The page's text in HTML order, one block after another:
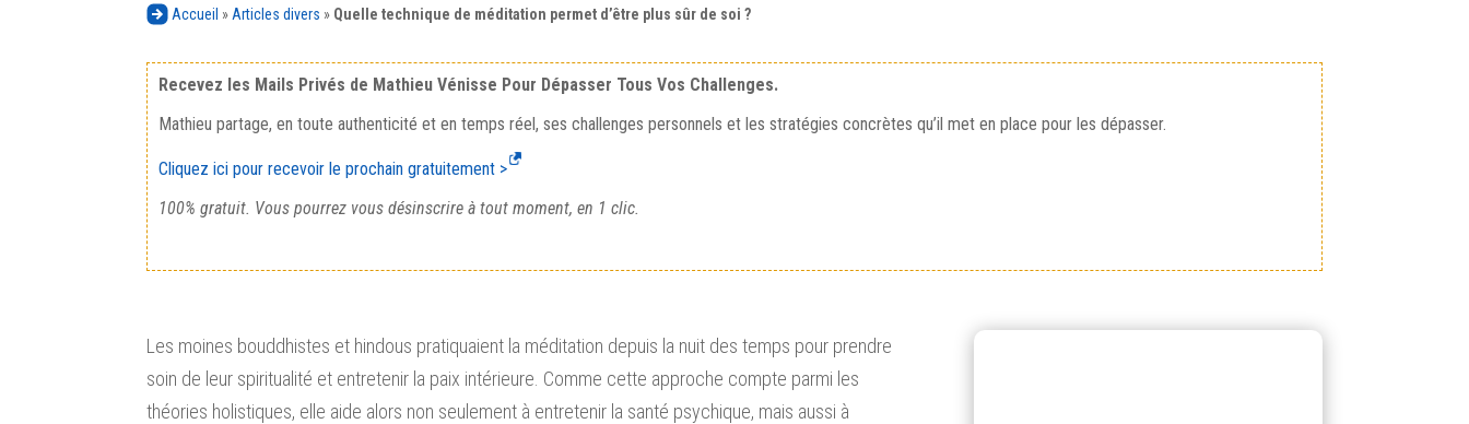
Accueil » Articles divers » Quelle technique de méditation permet d’être plus sûr de soi ?
Recevez les Mails Privés de Mathieu Vénisse Pour Dépasser Tous Vos Challenges.
Mathieu partage, en toute authenticité et en temps réel, ses challenges personnels et les stratégies concrètes qu’il met en place pour les dépasser.
Cliquez ici pour recevoir le prochain gratuitement >
100% gratuit. Vous pourrez vous désinscrire à tout moment, en 1 clic.
Les moines bouddhistes et hindous pratiquaient la méditation depuis la nuit des temps pour prendre
soin de leur spiritualité et entretenir la paix intérieure. Comme cette approche compte parmi les
théories holistiques, elle aide alors non seulement à entretenir la santé psychique, mais aussi à